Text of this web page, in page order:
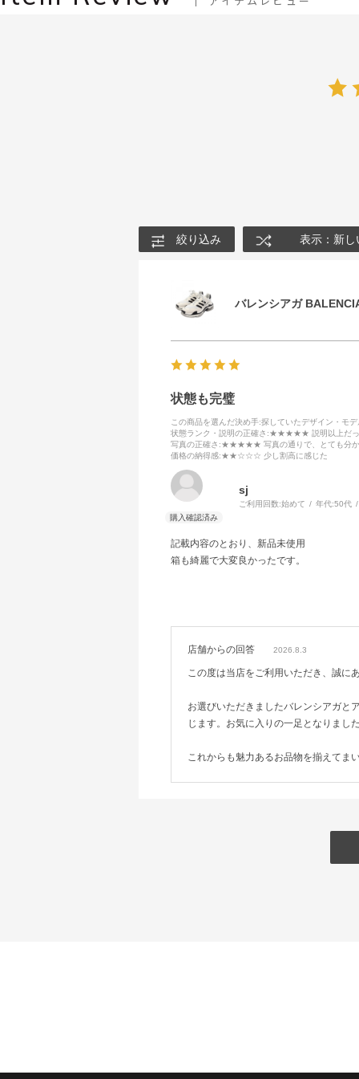
絞り込み 表示：新し
バレンシアガ
状態も完璧
この商品を選んだ決め手:探していたデザイン・モ
状態ランク・説明の正確さ :★★★★★ 説明以上だっ
写真の正確さ :★★★★★ 写真の通りで、とても分か
価格の納得感:★★☆☆☆ 少し割高に感じた
sj
ご利用回数:始めて 年代:50代
記載内容のとおり、新品未使用
箱も綺麗で大変良かったです。
店舗からの回答 2026.8.3
この度は当店をご利用いただき、誠に
お選びいただきましたバレンシアガと
じます。お気に入りの一足となりまし
これからも魅力あるお品物を揃えてま